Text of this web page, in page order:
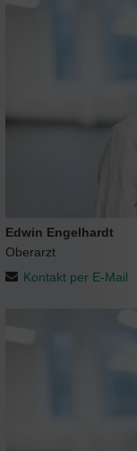
Edwin Engelhardt
Oberarzt
Kontakt per E-Mail